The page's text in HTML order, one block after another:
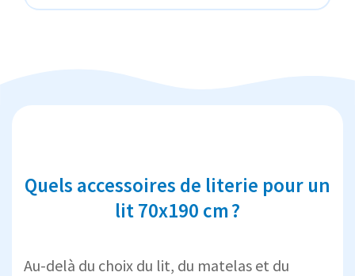
Quels accessoires de literie pour un
lit 70x190 cm ?
Au-delà du choix du lit, du matelas et du